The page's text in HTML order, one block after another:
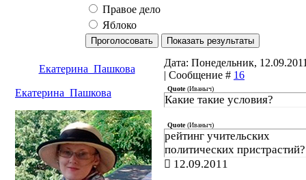
Правое дело
Яблоко
Екатерина_Пашкова
Дата: Понедельник,
| Сообщение # 16
Екатерина_Пашкова
Quote(Иваныч)
Какие такие условия?
Quote(Иваныч)
рейтинг учительских
политических пристрастий?
12.09.2011